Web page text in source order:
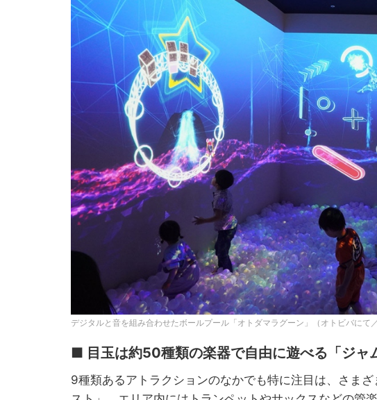
デジタルと音を組み合わせたボールプール「オトダマラグーン」（オトビバにて
■ 目玉は約50種類の楽器で自由に遊べる「ジャ
9種類あるアトラクションのなかでも特に注目は、さま